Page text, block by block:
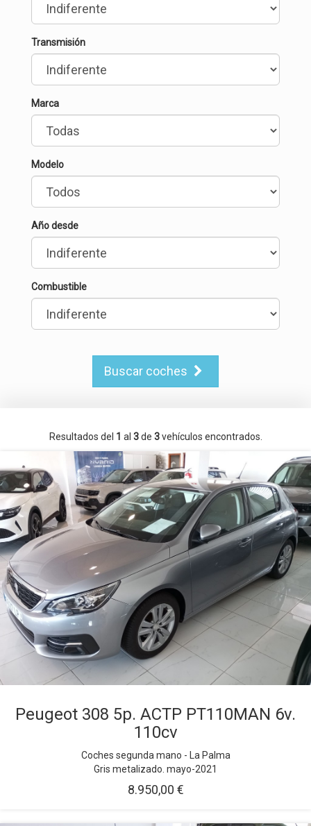
Transmisión
Marca
Modelo
Año desde
Combustible
Buscar coches
Resultados del 1 al 3de 3vehículos encontrados.
Peugeot 308 5p. ACTP PT110MAN 6v.
110cv
Coches segunda mano - La Palma
Gris metalizado. mayo-2021
8.950,00 €